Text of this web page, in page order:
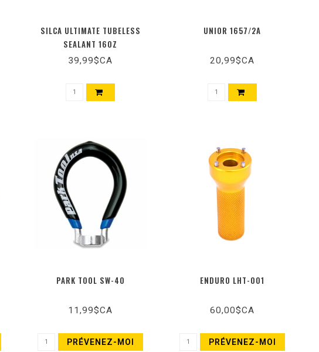
SILCA ULTIMATE TUBELESS
SEALANT 16OZ
39,99$CA
UNIOR 1657/2A
20,99$CA
PARK TOOL SW-40
11,99$CA
PRÉVENEZ-MOI
ENDURO LHT-001
60,00$CA
PRÉVENEZ-MOI